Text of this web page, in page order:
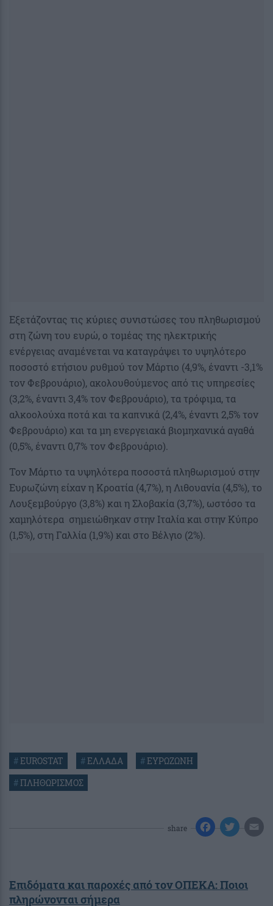
Εξετάζοντας τις κύριες συνιστώσες του πληθωρισμού
στη ζώνη του ευρώ, ο τομέας της ηλεκτρικής
ενέργειας αναμένεται να καταγράψει το υψηλότερο
ποσοστό ετήσιου ρυθμού τον Μάρτιο (4,9%, έναντι -3,1%
τον Φεβρουάριο), ακολουθούμενος από τις υπηρεσίες
(3,2%, έναντι 3,4% τον Φεβρουάριο), τα τρόφιμα, τα
αλκοολούχα ποτά και τα καπνικά (2,4%, έναντι 2,5% τον
Φεβρουάριο) και τα μη ενεργειακά βιομηχανικά αγαθά
(0,5%, έναντι 0,7% τον Φεβρουάριο).
Τον Μάρτιο τα υψηλότερα ποσοστά πληθωρισμού στην
Ευρωζώνη είχαν η Κροατία (4,7%), η Λιθουανία (4,5%), το
Λουξεμβούργο (3,8%) και η Σλοβακία (3,7%), ωστόσο τα
χαμηλότερα σημειώθηκαν στην Ιταλία και στην Κύπρο
(1,5%), στη Γαλλία (1,9%) και στο Βέλγιο (2%).
#EUROSTAT #ΕΛΛΑΔΑ #ΕΥΡΩΖΩΝΗ
#ΠΛΗΘΩΡΙΣΜΟΣ
share
Επιδόματα και παροχές από τον ΟΠΕΚΑ: Ποιοι
πληρώνονται σήμερα